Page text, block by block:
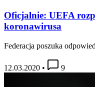
Oficjalnie: UEFA
koronawirusa
Federacja poszuka
12.03.2020 • 9